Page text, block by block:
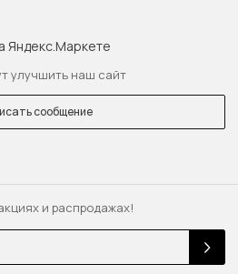
и распродажах!
улучшить наш сайт
сообщение